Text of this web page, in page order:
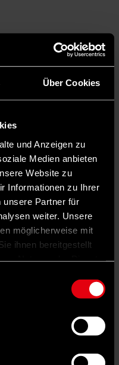
Über Cookies
und Anzeigen zu
Medien anbieten
Website zu
Informationen zu Ihrer
unsere Partner für
weiter. Unsere
möglicherweise mit
ihnen bereitgestellt